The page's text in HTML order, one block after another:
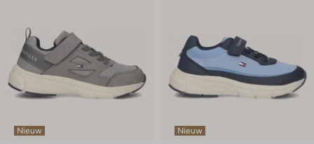
Nieuw Nieuw